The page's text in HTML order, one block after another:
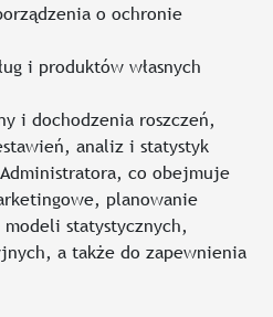
o ochronie
i produktów własnych
i dochodzenia roszczeń,
analiz i statystyk
co obejmuje
planowanie
statystycznych,
a także do zapewnienia